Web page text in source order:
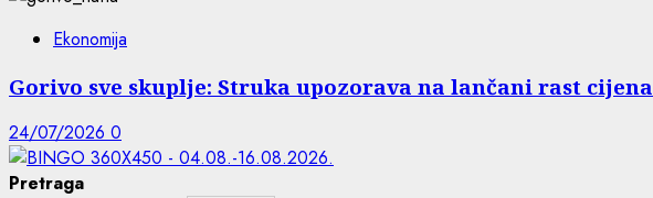
Ekonomija
Gorivo sve skuplje: Struka upozorava na lančani rast cijena
24/07/2026 0
Pretraga